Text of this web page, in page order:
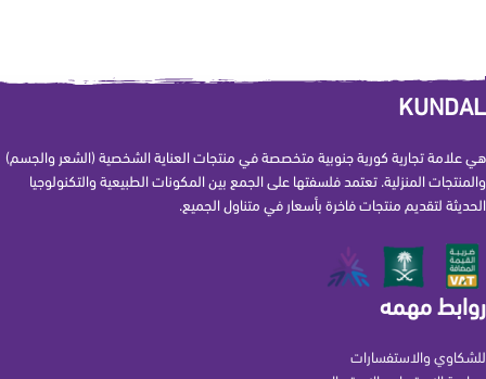
KUNDAL
هي علامة تجارية كورية جنوبية متخصصة في منتجات العناية الشخصية (الشعر والجسم)
والمنتجات المنزلية. تعتمد فلسفتها على الجمع بين المكونات الطبيعية والتكنولوجيا
الحديثة لتقديم منتجات فاخرة بأسعار في متناول الجميع.
روابط مهمه
للشكاوي والاستفسارات